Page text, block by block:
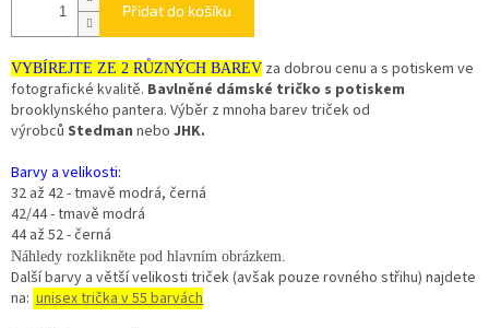
Přidat do košíku
VYBÍREJTE ZE 2 RŮZNÝCH BAREV za dobrou cenu a s potiskem ve
fotografické kvalitě. Bavlněné dámské tričko s potiskem
brooklynského pantera. Výběr z mnoha barev triček od
výrobců Stedman nebo JHK.
Barvy a velikosti:
32 až 42 - tmavě modrá, černá
42/44 - tmavě modrá
44 až 52 - černá
Náhledy rozklikněte pod hlavním obrázkem.
Další barvy a větší velikosti triček (avšak pouze rovného střihu) najdete
na: unisex trička v 55 barvách